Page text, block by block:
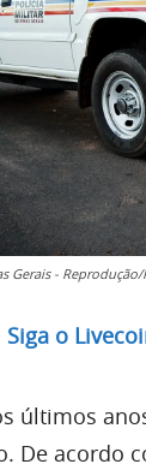
Gerais -
Siga o
últimos
De acordo